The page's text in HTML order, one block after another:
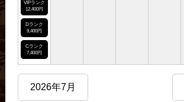
VIPランク
12,400円
Dランク
9,400円
Cランク
7,400円
2026年7月